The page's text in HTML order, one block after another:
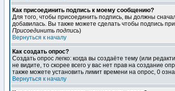
Как присоединить подпись к моему сообщению?
Для того, чтобы присоединить подпись, вы должны
добавилась. Вы также можете сделать чтобы подпись
Присоединить подпись)
Вернуться к началу
Как создать опрос?
Создать опрос легко: когда вы создаёте тему (или
не видите, то скорее всего у вас нет прав на создание
также можете установить лимит времени на опрос, 0
Вернуться к началу